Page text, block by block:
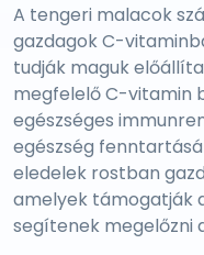
A tengeri malacok
gazdagok C-
tudják maguk
megfelelő C-vitamin
egészséges
egészség
eledelek rostban
amelyek támogatják
segítenek megelőzni